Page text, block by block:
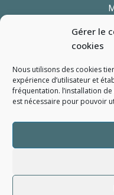
Gérer le
cookies
Nous utilisons des cookies
expérience d’utilisateur et
fréquentation. l’installation
est nécessaire pour pouvoir
L'Atelier du Portable
Politique de